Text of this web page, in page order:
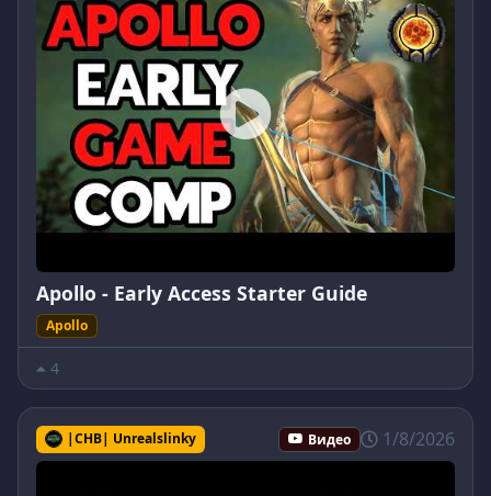
Apollo - Early Access Starter Guide
Apollo
4
|CHB| Unrealslinky Видео 1/8/2026